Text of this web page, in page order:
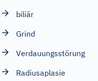
biliär
Grind
Verdauungsstörung
Radiusaplasie